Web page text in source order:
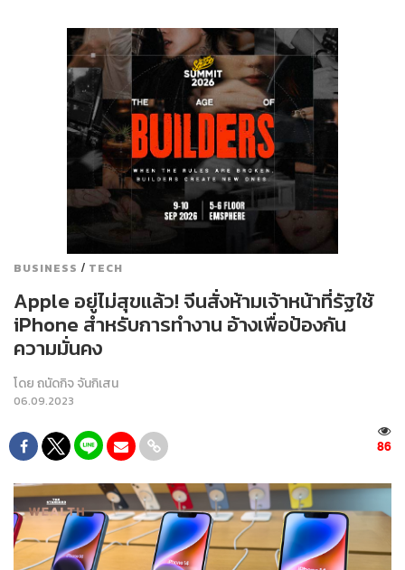
BUSINESS / TECH
Apple อยู่ไม่สุขแล้ว! จีนสั่งห้ามเจ้าหน้าที่รัฐใช้
iPhone สำหรับการทำงาน อ้างเพื่อป้องกัน
ความมั่นคง
โดยถนัดกิจ จันกิเสน
06.09.2023
86